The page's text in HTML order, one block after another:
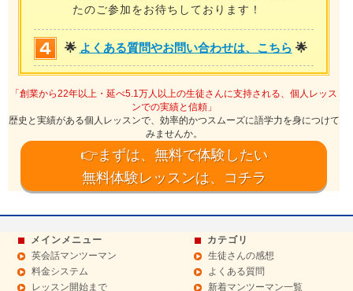
たのご参加をお待ちしております！
🌟 よくある質問やお問い合わせは、こちら 🌟
「創業から22年以上・延べ5.1万人以上の生徒さんに支持される、個人レッス
ンでの実績と信頼」
歴史と実績がある個人レッスンで、効率的かつスムーズに語学力を身につけて
みませんか。
👉まずは、無料で体験したい
無料体験レッスンは、コチラ
メインメニュー
英会話マンツーマン
料金システム
レッスン開始まで
カテゴリ
生徒さんの感想
よくある質問
新着マンツーマン一覧